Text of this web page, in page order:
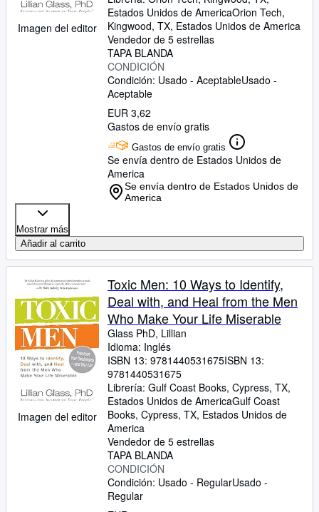
Imagen del editor
Estados Unidos de AmericaOrion Tech,
Kingwood, TX, Estados Unidos de America
Vendedor de 5 estrellas
TAPA BLANDA
CONDICIÓN
Condición: Usado - AceptableUsado -
Aceptable
EUR 3,62
Gastos de envío gratis
Gastos de envío gratis
Se envía dentro de Estados Unidos de
America
Se envía dentro de Estados Unidos de
America
Mostrar más
Añadir al carrito
Imagen del editor
Toxic Men: 10 Ways to Identify,
Deal with, and Heal from the Men
Who Make Your Life Miserable
Glass PhD, Lillian
Idioma: Inglés
ISBN 13: 9781440531675ISBN 13:
9781440531675
Librería: Gulf Coast Books, Cypress, TX,
Estados Unidos de AmericaGulf Coast
Books, Cypress, TX, Estados Unidos de
America
Vendedor de 5 estrellas
TAPA BLANDA
CONDICIÓN
Condición: Usado - RegularUsado -
Regular